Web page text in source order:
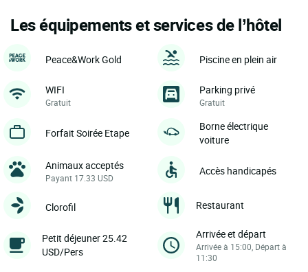
Les équipements et services de l’hôtel
Peace&Work Gold Piscine en plein air
WIFI
Gratuit
Parking privé
Gratuit
Forfait Soirée Etape
Borne électrique
voiture
Animaux acceptés
Payant 17.33 USD
Accès handicapés
Clorofil Restaurant
Petit déjeuner 25.42
USD/Pers
Arrivée et départ
Arrivée à 15:00, Départ à
11:30